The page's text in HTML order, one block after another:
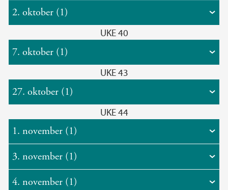
2. oktober (1)
UKE 40
7. oktober (1)
UKE 43
27. oktober (1)
UKE 44
1. november (1)
3. november (1)
4. november (1)